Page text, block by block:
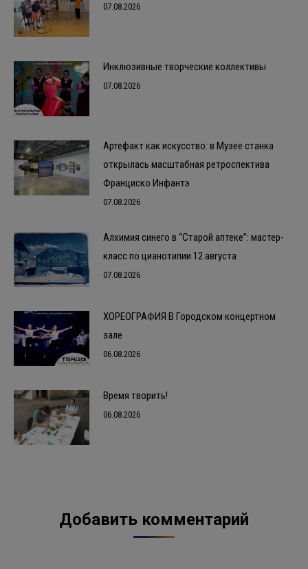
07.08.2026
Инклюзивные творческие коллективы
07.08.2026
Артефакт как искусство: в Музее станка
открылась масштабная ретроспектива
Франциско Инфантэ
07.08.2026
Алхимия синего в “Старой аптеке”: мастер-
класс по цианотипии 12 августа
07.08.2026
ХОРЕОГРАФИЯ В Городском концертном
зале
06.08.2026
Время творить!
06.08.2026
Добавить комментарий